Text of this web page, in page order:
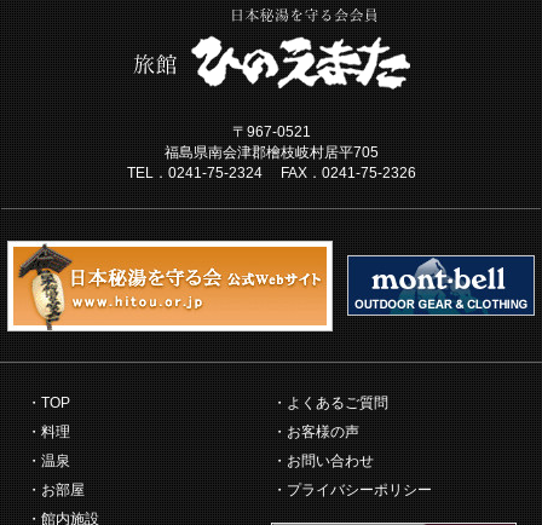
〒967-0521
福島県南会津郡檜枝岐村居平705
TEL．0241-75-2324 FAX．0241-75-2326
TOP
料理
温泉
お部屋
館内施設
よくあるご質問
お客様の声
お問い合わせ
プライバシーポリシー